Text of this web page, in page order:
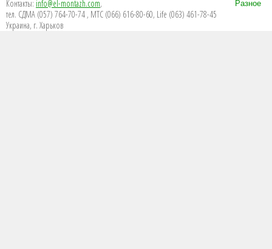
Контакты: info@el-montazh.com,
тел. СДМА (057) 764-70-74 , МТС (066) 616-80-60, Life (063) 461-78-45
Украина, г. Харьков
Разное